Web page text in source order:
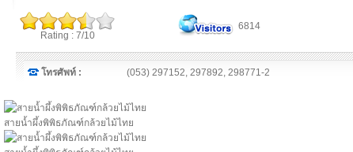
Rating : 7/10
6814
โทรศัพท์ : (053) 297152, 297892, 298771-2
สายน้ำผึ้งพิพิธภัณฑ์กล้วยไม้ไทย